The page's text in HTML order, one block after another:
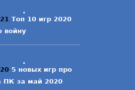
Топ 10 игр 2020
войну
5 новых игр про
ПК за май 2020